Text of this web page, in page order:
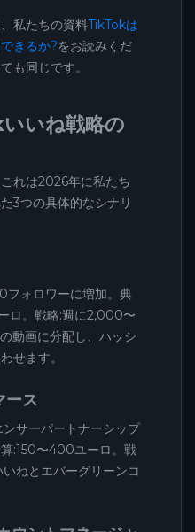
私たちの資料TikTokは
きるか?をお読みくだ
も同じです。
いね戦略の
れは2026年に私たち
3つの具体的なシナリ
フォロワーに増加。典
ロ。戦略:週に2,000〜
動画に分配し、ハッシ
せます。
ース
サーパートナーシップ
:150〜400ユーロ。戦
ねとエバーグリーンコ